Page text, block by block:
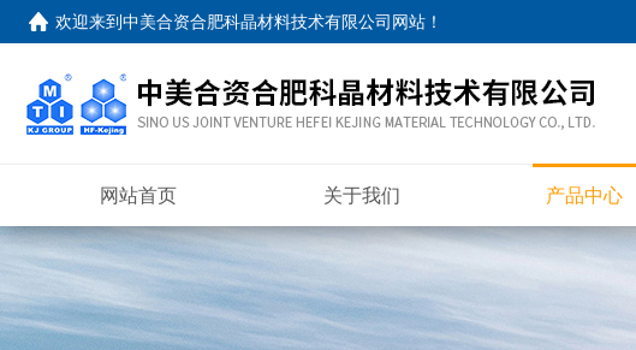
欢迎来到中美合资合肥科晶材料技术有限公司网站 ！
网站首页 关于我们 产品中心